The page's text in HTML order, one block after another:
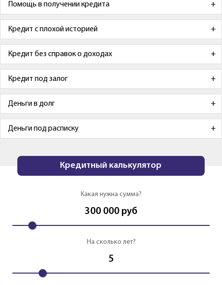
Помощь в получении кредита
Кредит с плохой историей
Кредит без справок о доходах
Кредит под залог
Деньги в долг
Деньги под расписку
Кредитный калькулятор
Какая нужна сумма?
300 000 руб
На сколько лет?
5